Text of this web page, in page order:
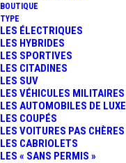
BOUTIQUE
TYPE
LES ÉLECTRIQUES
LES HYBRIDES
LES SPORTIVES
LES CITADINES
LES SUV
LES VÉHICULES MILITAIRES
LES AUTOMOBILES DE LUXE
LES COUPÉS
LES VOITURES PAS CHÈRES
LES CABRIOLETS
LES « SANS PERMIS »